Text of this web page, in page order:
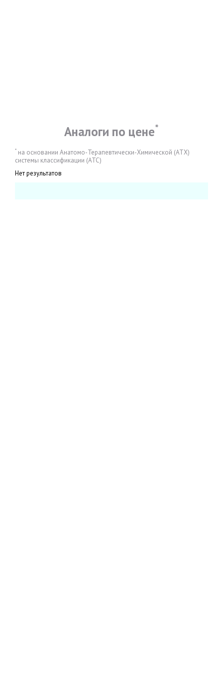
Аналоги по цене*
* на основании Анатомо-Терапевтически-Химической (АТХ)
системы классификации (АТС)
Нет результатов